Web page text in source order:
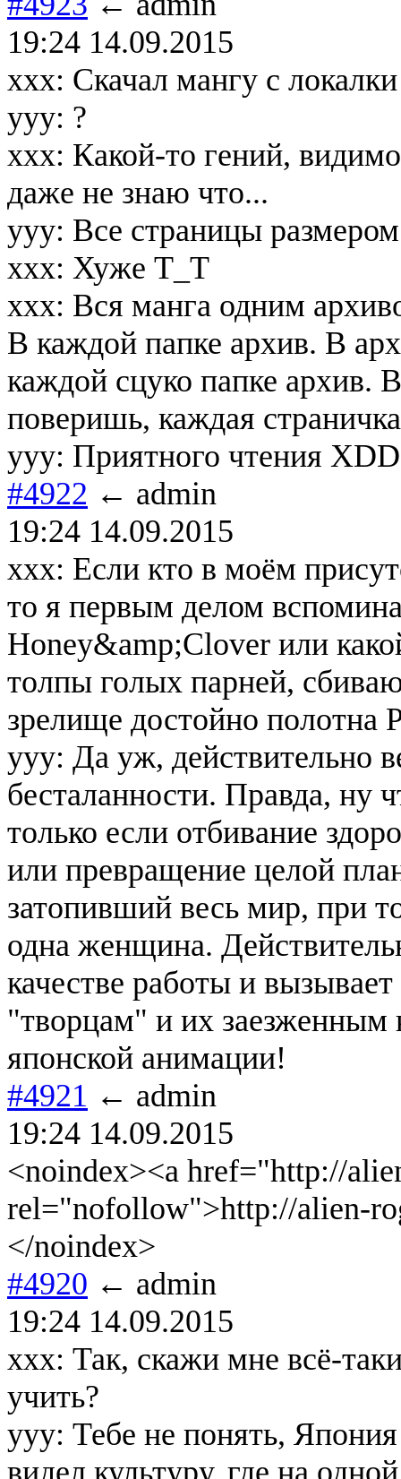
19:24 14.09.2015
xxx: Скачал мангу с
yyy: ?
xxx: Какой-то гений,
даже не знаю что...
yyy: Все страницы
xxx: Хуже T_T
xxx: Вся манга одним
В каждой папке архив. В
каждой сцуко папке архив.
поверишь, каждая
yyy: Приятного чтения
#4922 ← admin
19:24 14.09.2015
xxx: Если кто в моём
то я первым делом
Honey&amp;Clover или
толпы голых парней,
зрелище достойно полотна
yyy: Да уж, действительно
бесталанности. Правда, ну
только если отбивание
или превращение целой
затопивший весь мир, при
одна женщина.
качестве работы и
"творцам" и их заезженным
японской анимации!
#4921 ← admin
19:24 14.09.2015
<noindex><a href="http://
rel="nofollow">http://alien-
</noindex>
#4920 ← admin
19:24 14.09.2015
xxx: Так, скажи мне всё-
учить?
yyy: Тебе не понять,
видел культуру, где на